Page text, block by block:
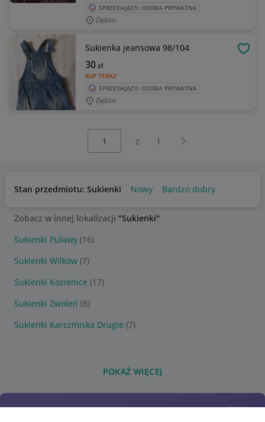
SPRZEDAJĄCY: OSOBA PRYWATNA
Dęblin
Sukienka jeansowa 98/104
KUP TERAZ
30zł
SPRZEDAJĄCY: OSOBA PRYWATNA
Dęblin
z 1 Następna strona
Stan przedmiotu: Sukienki Nowy Bardzo dobry
Zobacz w innej lokalizacji "Sukienki"
Sukienki Puławy (16)
Sukienki Wilków (7)
Sukienki Kozienice (17)
Sukienki Zwoleń (8)
Sukienki Karczmiska Drugie (7)
POKAŻ WIĘCEJ